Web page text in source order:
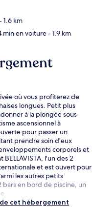
1.6 km
min en voiture- 1.9 km
où vous profiterez de
longues. Petit plus
à la plongée sous-
ascensionnel à
pour passer un
prendre soin d'eux
corporels et
l'un des 2
et est ouvert pour
les autres petits
en bord de piscine, un
cet hébergement